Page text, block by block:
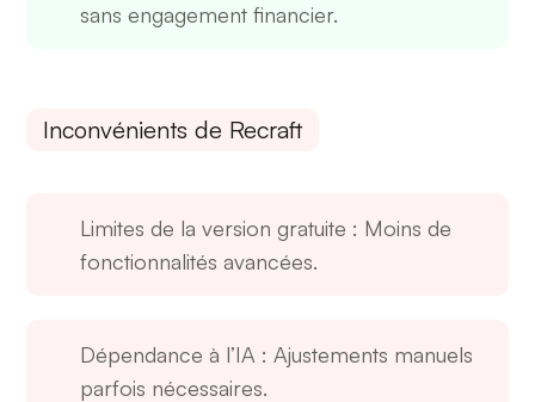
sans engagement financier.
Inconvénients de Recraft
Limites de la version gratuite : Moins de
fonctionnalités avancées.
Dépendance à l’IA : Ajustements manuels
parfois nécessaires.